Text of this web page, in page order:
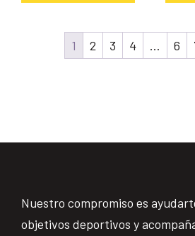
1 2 3 4 … 6
Nuestro compromiso es
objetivos deportivos y